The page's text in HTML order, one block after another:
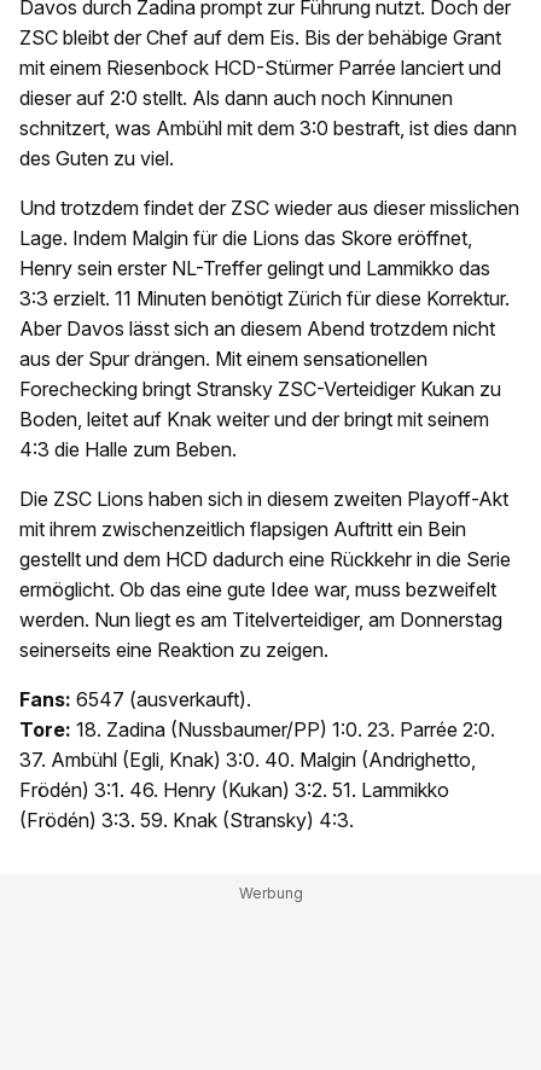
Davos durch Zadina prompt zur Führung nutzt. Doch der
ZSC bleibt der Chef auf dem Eis. Bis der behäbige Grant
mit einem Riesenbock HCD-Stürmer Parrée lanciert und
dieser auf 2:0 stellt. Als dann auch noch Kinnunen
schnitzert, was Ambühl mit dem 3:0 bestraft, ist dies dann
des Guten zu viel.
Und trotzdem findet der ZSC wieder aus dieser misslichen
Lage. Indem Malgin für die Lions das Skore eröffnet,
Henry sein erster NL-Treffer gelingt und Lammikko das
3:3 erzielt. 11 Minuten benötigt Zürich für diese Korrektur.
Aber Davos lässt sich an diesem Abend trotzdem nicht
aus der Spur drängen. Mit einem sensationellen
Forechecking bringt Stransky ZSC-Verteidiger Kukan zu
Boden, leitet auf Knak weiter und der bringt mit seinem
4:3 die Halle zum Beben.
Die ZSC Lions haben sich in diesem zweiten Playoff-Akt
mit ihrem zwischenzeitlich flapsigen Auftritt ein Bein
gestellt und dem HCD dadurch eine Rückkehr in die Serie
ermöglicht. Ob das eine gute Idee war, muss bezweifelt
werden. Nun liegt es am Titelverteidiger, am Donnerstag
seinerseits eine Reaktion zu zeigen.
Fans: 6547 (ausverkauft).
Tore: 18. Zadina (Nussbaumer/PP) 1:0. 23. Parrée 2:0.
37. Ambühl (Egli, Knak) 3:0. 40. Malgin (Andrighetto,
Frödén) 3:1. 46. Henry (Kukan) 3:2. 51. Lammikko
(Frödén) 3:3. 59. Knak (Stransky) 4:3.